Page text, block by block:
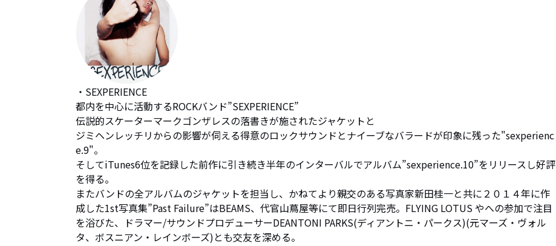
・SEXPERIENCE
都内を中心に活動するROCKバンド”SEXPERIENCE”
伝説的スケーターマークゴンザレスの落書きが施されたジャケットと
ジミヘンレッチリからの影響が伺える得意のロックサウンドとナイーブなバラードが印象に残った"sexperienc
e.9"。
そしてiTunes6位を記録した前作に引き続き半年のインターバルでアルバム”sexperience.10”をリリースし好評
を得る。
またバンドの全アルバムのジャケットを担当し、かねてより親交のある写真家新田桂一と共に２０１４年に作
成した1st写真集”Past Failure”はBEAMS、代官山蔦屋等にて即日行列完売。FLYING LOTUS やへの参加で注目
を浴びた、ドラマー/サウンドプロデューサーDEANTONI PARKS(ディアントニ・パークス)(元マーズ・ヴォル
タ、ボスニアン・レインボーズ)とも交友を深める。